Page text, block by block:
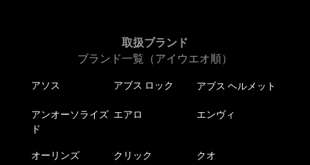
取扱ブランド
ブランド一覧（アイウエオ順）
アソス アブス ロック アブス ヘルメット
アンオーソライズ
ド
エアロ エンヴィ
オーリンズ クリック クオ